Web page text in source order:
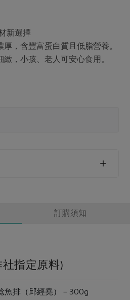
新選擇
，含豐富蛋白質且低脂營養。
，小孩、老人可安心食用。
訂購須知
指定原料)
魚排（邱經堯）－300g